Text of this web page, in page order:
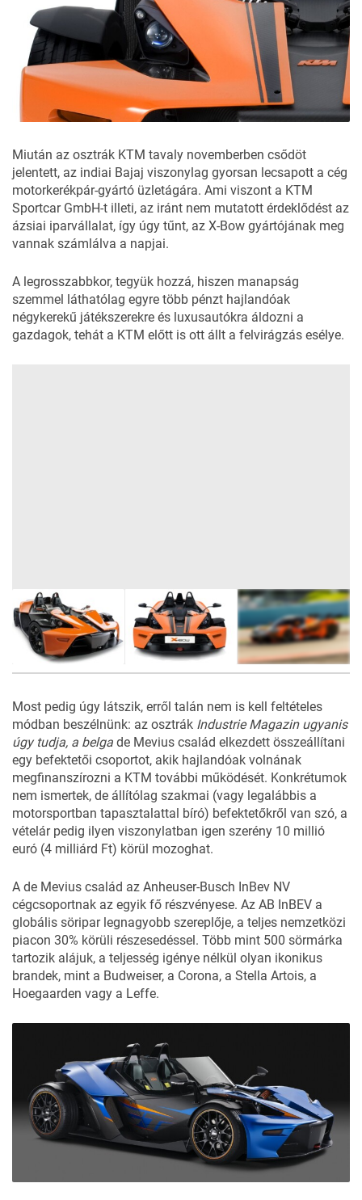
Miután az osztrák KTM tavaly novemberben csődöt
jelentett, az indiai Bajaj viszonylag gyorsan lecsapott a cég
motorkerékpár-gyártó üzletágára. Ami viszont a KTM
Sportcar GmbH-t illeti, az iránt nem mutatott érdeklődést az
ázsiai iparvállalat, így úgy tűnt, az X-Bow gyártójának meg
vannak számlálva a napjai.
A legrosszabbkor, tegyük hozzá, hiszen manapság
szemmel láthatólag egyre több pénzt hajlandóak
négykerekű játékszerekre és luxusautókra áldozni a
gazdagok, tehát a KTM előtt is ott állt a felvirágzás esélye.
Most pedig úgy látszik, erről talán nem is kell feltételes
módban beszélnünk: az osztrák Industrie Magazin ugyanis
úgy tudja, a belga de Mevius család elkezdett összeállítani
egy befektetői csoportot, akik hajlandóak volnának
megfinanszírozni a KTM további működését. Konkrétumok
nem ismertek, de állítólag szakmai (vagy legalábbis a
motorsportban tapasztalattal bíró) befektetőkről van szó, a
vételár pedig ilyen viszonylatban igen szerény 10 millió
euró (4 milliárd Ft) körül mozoghat.
A de Mevius család az Anheuser-Busch InBev NV
cégcsoportnak az egyik fő részvényese. Az AB InBEV a
globális söripar legnagyobb szereplője, a teljes nemzetközi
piacon 30% körüli részesedéssel. Több mint 500 sörmárka
tartozik alájuk, a teljesség igénye nélkül olyan ikonikus
brandek, mint a Budweiser, a Corona, a Stella Artois, a
Hoegaarden vagy a Leffe.